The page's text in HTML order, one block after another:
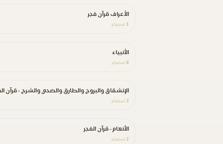
الأعراف قرآن فجر
1 استماع
الأنبياء
0 استماع
الإنشقاق والبروج والطارق والضحي والشرح - قرآن
2 استماع
الأنعام - قرآن الفجر
2 استماع